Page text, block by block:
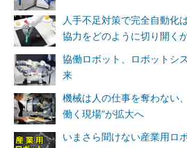
人手不足対策で完全自動化
協力をどのように切り開く
協働ロボット、ロボットシ
来
機械は人の仕事を奪わない
働く現場”が拡大へ
いまさら聞けない産業用ロ